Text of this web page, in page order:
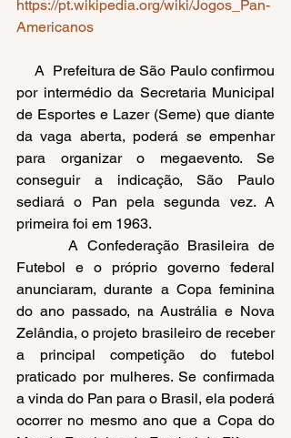
https://pt.wikipedia.org/wiki/Jogos_Pan-
Americanos
A  Prefeitura de São Paulo confirmou
por intermédio da Secretaria Municipal
de Esportes e Lazer (Seme) que diante
da vaga aberta, poderá se empenhar
para organizar o megaevento. Se
conseguir a indicação, São Paulo
sediará o Pan pela segunda vez. A
primeira foi em 1963.
A Confederação Brasileira de
Futebol e o próprio governo federal
anunciaram, durante a Copa feminina
do ano passado, na Austrália e Nova
Zelândia, o projeto brasileiro de receber
a principal competição do futebol
praticado por mulheres. Se confirmada
a vinda do Pan para o Brasil, ela poderá
ocorrer no mesmo ano que a Copa do